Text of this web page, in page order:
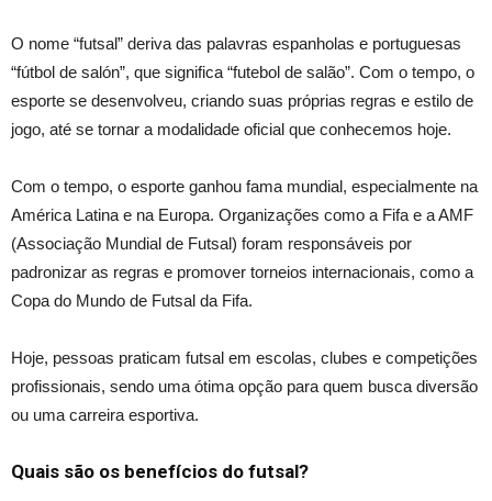
O nome “futsal” deriva das palavras espanholas e portuguesas
“fútbol de salón”, que significa “futebol de salão”. Com o tempo, o
esporte se desenvolveu, criando suas próprias regras e estilo de
jogo, até se tornar a modalidade oficial que conhecemos hoje.
Com o tempo, o esporte ganhou fama mundial, especialmente na
América Latina e na Europa. Organizações como a Fifa e a AMF
(Associação Mundial de Futsal) foram responsáveis por
padronizar as regras e promover torneios internacionais, como a
Copa do Mundo de Futsal da Fifa.
Hoje, pessoas praticam futsal em escolas, clubes e competições
profissionais, sendo uma ótima opção para quem busca diversão
ou uma carreira esportiva.
Quais são os benefícios do futsal?